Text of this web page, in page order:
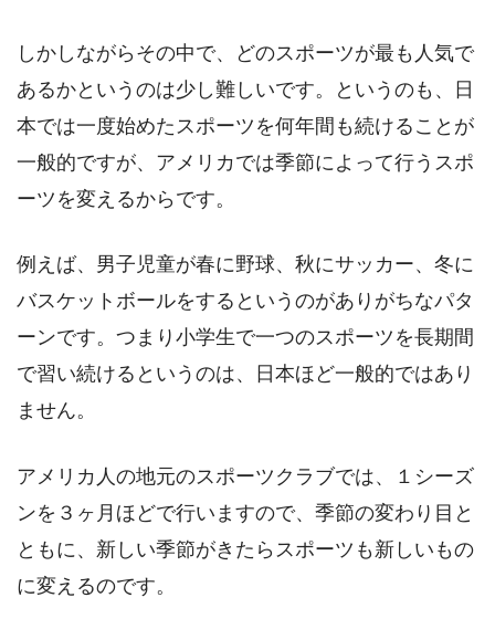
しかしながらその中で、どのスポーツが最も人気で
あるかというのは少し難しいです。というのも、日
本では一度始めたスポーツを何年間も続けることが
一般的ですが、アメリカでは季節によって行うスポ
ーツを変えるからです。
例えば、男子児童が春に野球、秋にサッカー、冬に
バスケットボールをするというのがありがちなパタ
ーンです。つまり小学生で一つのスポーツを長期間
で習い続けるというのは、日本ほど一般的ではあり
ません。
アメリカ人の地元のスポーツクラブでは、１シーズ
ンを３ヶ月ほどで行いますので、季節の変わり目と
ともに、新しい季節がきたらスポーツも新しいもの
に変えるのです。